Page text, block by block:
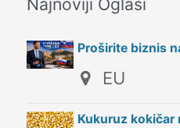
Najnoviji Oglasi
Proširite biznis
EU
Kukuruz kokičar